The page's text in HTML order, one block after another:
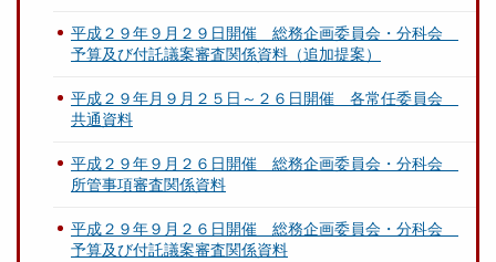
平成２９年９月２９日開催 総務企画委員会・分科会
予算及び付託議案審査関係資料（追加提案）
平成２９年月９月２５日～２６日開催 各常任委員会
共通資料
平成２９年９月２６日開催 総務企画委員会・分科会
所管事項審査関係資料
平成２９年９月２６日開催 総務企画委員会・分科会
予算及び付託議案審査関係資料